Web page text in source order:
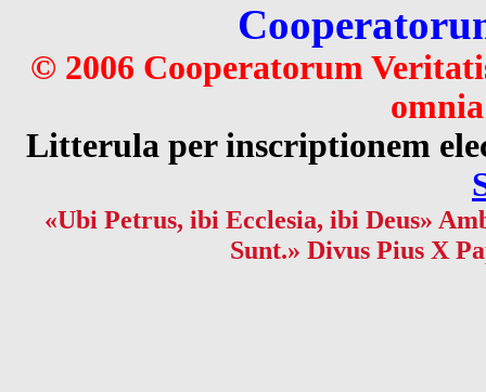
© 2006 Cooperatorum
Litterula per inscriptionem
«Ubi Petrus, ibi Ecclesia, ibi Deus»
Sunt.» Divus Pius X